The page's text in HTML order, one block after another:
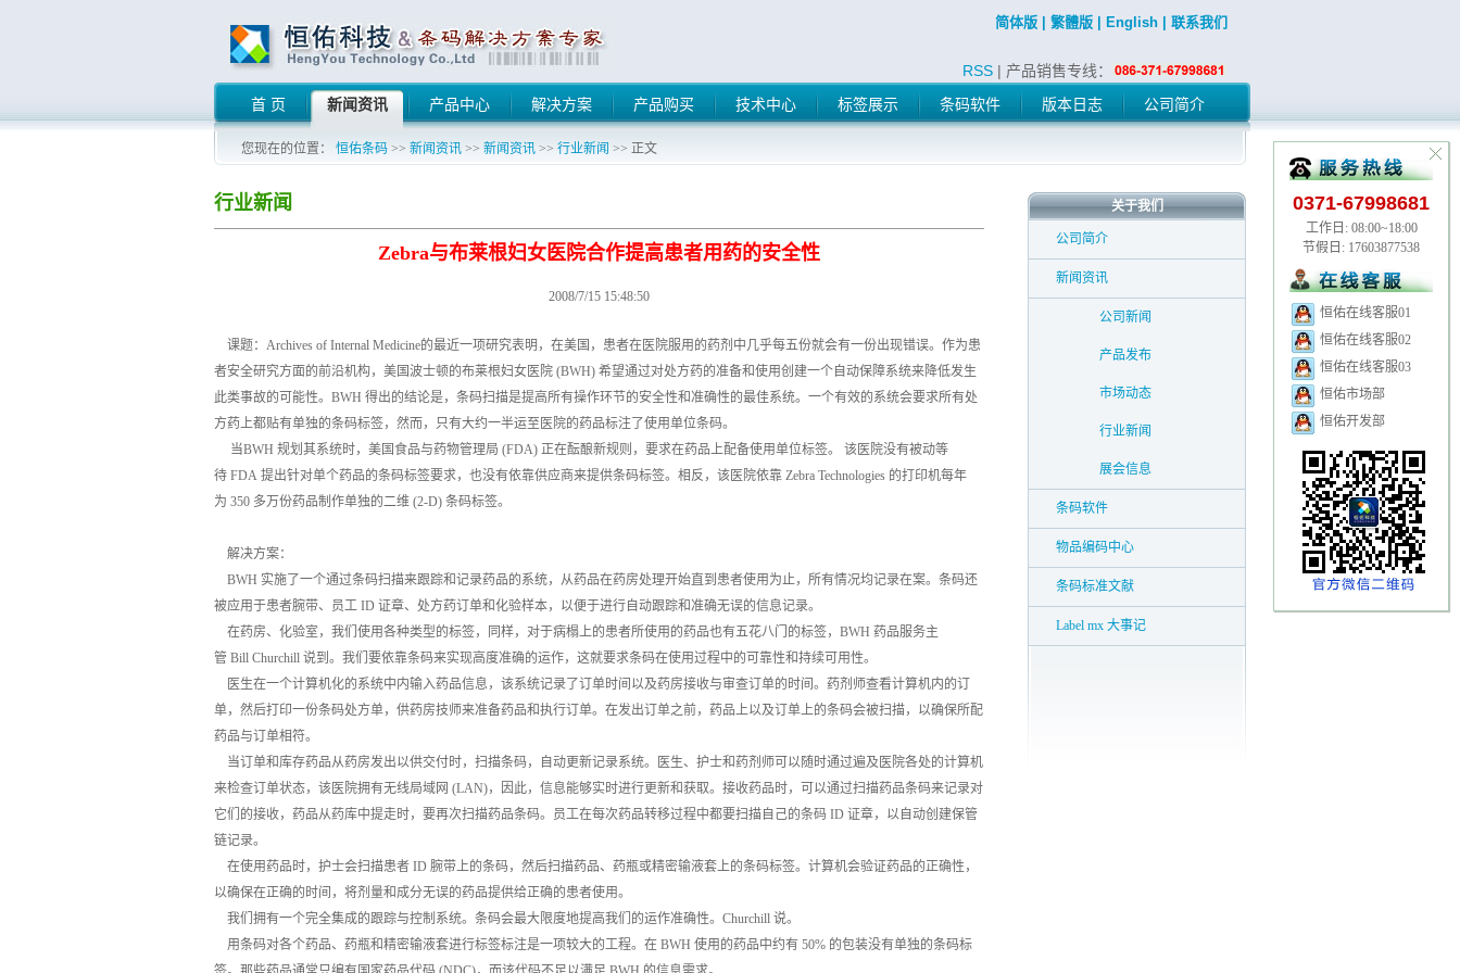
简体版 繁體版 English 联系我们
RSS | 产品销售专线：
首 页
新闻资讯 产品中心 解决方案 产品购买 技术中心 标签展示 条码软件 版本日志 公司简介
0371-67998681
工作日: 08:00~18:00
节假日: 17603877538
恒佑在线客服01
恒佑在线客服02
恒佑在线客服03
恒佑市场部
恒佑开发部
您现在的位置： 恒佑条码 >> 新闻资讯 >> 新闻资讯 >> 行业新闻 >> 正文
行业新闻
Zebra与布莱根妇女医院合作提高患者用药的安全性
2008/7/15 15:48:50
课题：Archives of Internal Medicine的最近一项研究表明，在美国，患者在医院服用的药剂中几乎每五份就会有一份出现错误。作为患
者安全研究方面的前沿机构，美国波士顿的布莱根妇女医院 (BWH) 希望通过对处方药的准备和使用创建一个自动保障系统来降低发生
此类事故的可能性。BWH 得出的结论是，条码扫描是提高所有操作环节的安全性和准确性的最佳系统。一个有效的系统会要求所有处
方药上都贴有单独的条码标签，然而，只有大约一半运至医院的药品标注了使用单位条码。
当BWH 规划其系统时，美国食品与药物管理局 (FDA) 正在酝酿新规则，要求在药品上配备使用单位标签。 该医院没有被动等
待 FDA 提出针对单个药品的条码标签要求，也没有依靠供应商来提供条码标签。相反，该医院依靠 Zebra Technologies 的打印机每年
为 350 多万份药品制作单独的二维 (2-D) 条码标签。
解决方案：
BWH 实施了一个通过条码扫描来跟踪和记录药品的系统，从药品在药房处理开始直到患者使用为止，所有情况均记录在案。条码还
被应用于患者腕带、员工 ID 证章、处方药订单和化验样本，以便于进行自动跟踪和准确无误的信息记录。
在药房、化验室，我们使用各种类型的标签，同样，对于病榻上的患者所使用的药品也有五花八门的标签，BWH 药品服务主
管 Bill Churchill 说到。我们要依靠条码来实现高度准确的运作，这就要求条码在使用过程中的可靠性和持续可用性。
医生在一个计算机化的系统中内输入药品信息，该系统记录了订单时间以及药房接收与审查订单的时间。药剂师查看计算机内的订
单，然后打印一份条码处方单，供药房技师来准备药品和执行订单。在发出订单之前，药品上以及订单上的条码会被扫描，以确保所配
药品与订单相符。
当订单和库存药品从药房发出以供交付时，扫描条码，自动更新记录系统。医生、护士和药剂师可以随时通过遍及医院各处的计算机
来检查订单状态，该医院拥有无线局域网 (LAN)，因此，信息能够实时进行更新和获取。接收药品时，可以通过扫描药品条码来记录对
它们的接收，药品从药库中提走时，要再次扫描药品条码。员工在每次药品转移过程中都要扫描自己的条码 ID 证章，以自动创建保管
链记录。
在使用药品时，护士会扫描患者 ID 腕带上的条码，然后扫描药品、药瓶或精密输液套上的条码标签。计算机会验证药品的正确性，
以确保在正确的时间，将剂量和成分无误的药品提供给正确的患者使用。
我们拥有一个完全集成的跟踪与控制系统。条码会最大限度地提高我们的运作准确性。Churchill 说。
用条码对各个药品、药瓶和精密输液套进行标签标注是一项较大的工程。在 BWH 使用的药品中约有 50% 的包装没有单独的条码标
关于我们
公司简介
新闻资讯
公司新闻
产品发布
市场动态
行业新闻
展会信息
条码软件
物品编码中心
条码标准文献
Label mx 大事记